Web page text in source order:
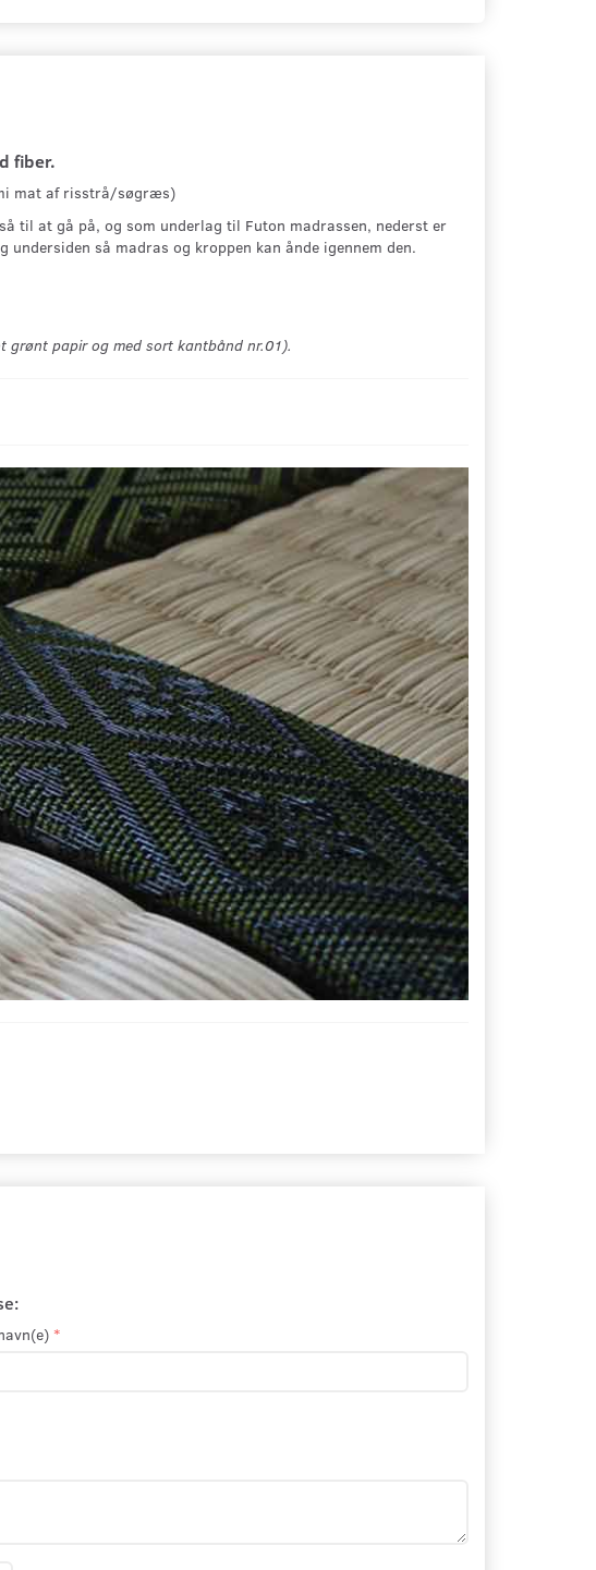
fiber.
mat af risstrå/søgræs)
til at gå på, og som underlag til Futon madrassen, nederst er
så madras og kroppen kan ånde igennem den.
grønt papir og med sort kantbånd nr.01).